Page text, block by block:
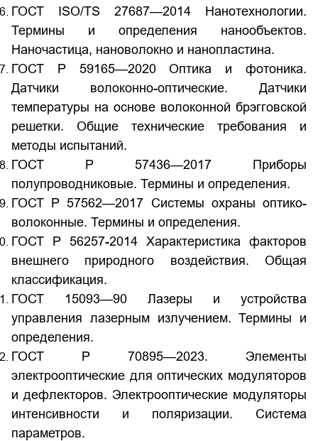
ГОСТ ISO/TS 27687—2014 Нанотехнологии.
Термины и определения нанообъектов.
Наночастица, нановолокно и нанопластина.
ГОСТ Р 59165—2020 Оптика и фотоника.
Датчики волоконно-оптические. Датчики
температуры на основе волоконной брэгговской
решетки. Общие технические требования и
методы испытаний.
ГОСТ Р 57436—2017 Приборы
полупроводниковые. Термины и определения.
ГОСТ Р 57562—2017 Системы охраны оптико-
волоконные. Термины и определения.
ГОСТ Р 56257-2014 Характеристика факторов
внешнего природного воздействия. Общая
классификация.
ГОСТ 15093—90 Лазеры и устройства
управления лазерным излучением. Термины и
определения.
ГОСТ Р 70895—2023. Элементы
электрооптические для оптических модуляторов
и дефлекторов. Электрооптические модуляторы
интенсивности и поляризации. Система
параметров.